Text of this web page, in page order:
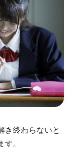
き終わらないと
。